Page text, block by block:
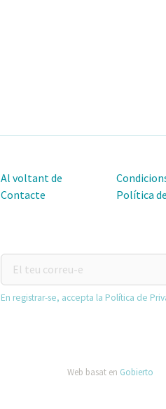
Al voltant de
Contacte
Política
El
teu
correu-
En registrar-se, accepta la Política de
Web basat en Gobierto